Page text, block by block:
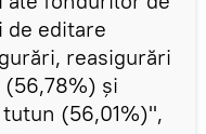
editare
reasigurări
și
(56,01%)",